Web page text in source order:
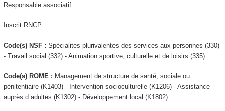
Responsable associatif
Inscrit RNCP
Code(s) NSF : Spécialites plurivalentes des services aux personnes (330)
- Travail social (332) - Animation sportive, culturelle et de loisirs (335)
Code(s) ROME : Management de structure de santé, sociale ou
pénitentiaire (K1403) - Intervention socioculturelle (K1206) - Assistance
auprès d adultes (K1302) - Développement local (K1802)